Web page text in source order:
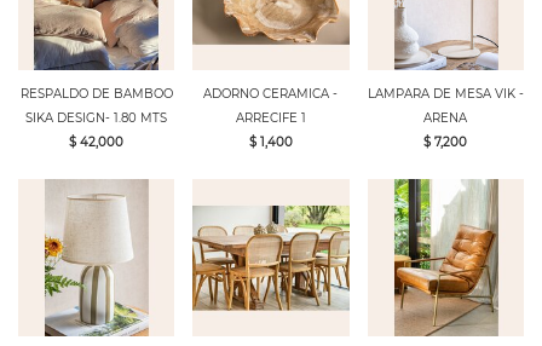
RESPALDO DE BAMBOO
SIKA DESIGN- 1.80 MTS
$ 42,000
ADORNO CERAMICA -
ARRECIFE 1
$ 1,400
LAMPARA DE MESA VIK -
ARENA
$ 7,200